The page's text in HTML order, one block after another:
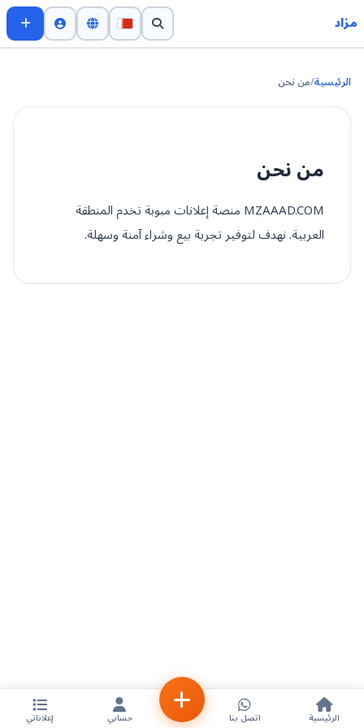
مزاد
الرئيسية/من نحن
من نحن
MZAAAD.COM منصة إعلانات مبوبة تخدم المنطقة
العربية. نهدف لتوفير تجربة بيع وشراء آمنة وسهلة.
الرئيسية اتصل بنا حسابي إعلاناتي